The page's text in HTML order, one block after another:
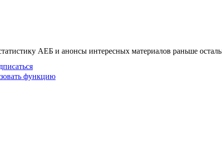
АЕБ и анонсы интересных материалов раньше